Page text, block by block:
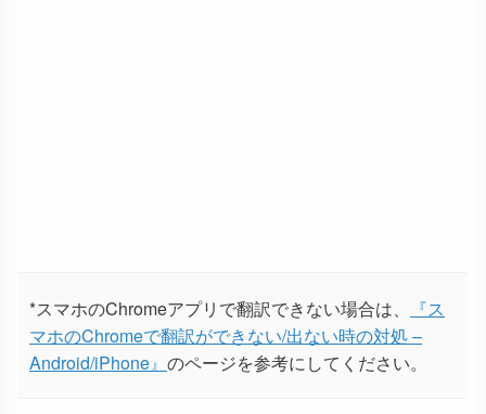
*スマホのChromeアプリで翻訳できない場合は、
『ス
マホのChromeで翻訳ができない/出ない時の対処 –
Android/iPhone』 のページを参考にしてください。